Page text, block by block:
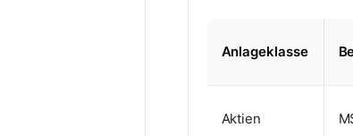
Anlageklasse
Aktien